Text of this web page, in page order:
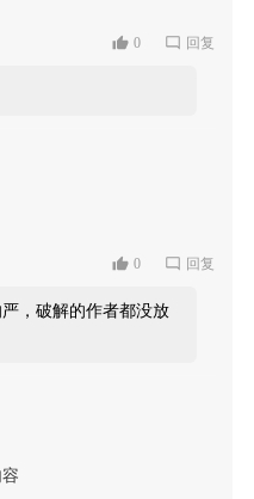
0 回复
0 回复
，破解的作者都没放